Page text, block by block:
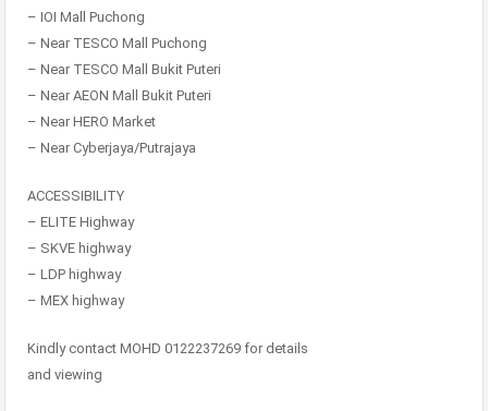
– IOI Mall Puchong
– Near TESCO Mall Puchong
– Near TESCO Mall Bukit Puteri
– Near AEON Mall Bukit Puteri
– Near HERO Market
– Near Cyberjaya/Putrajaya
ACCESSIBILITY
– ELITE Highway
– SKVE highway
– LDP highway
– MEX highway
Kindly contact MOHD 0122237269 for details
and viewing